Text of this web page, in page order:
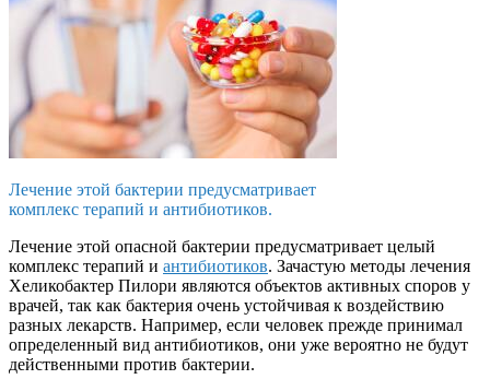
Лечение этой бактерии предусматривает
комплекс терапий и антибиотиков.
Лечение этой опасной бактерии предусматривает целый
комплекс терапий и антибиотиков. Зачастую методы лечения
Хеликобактер Пилори являются объектов активных споров у
врачей, так как бактерия очень устойчивая к воздействию
разных лекарств. Например, если человек прежде принимал
определенный вид антибиотиков, они уже вероятно не будут
действенными против бактерии.